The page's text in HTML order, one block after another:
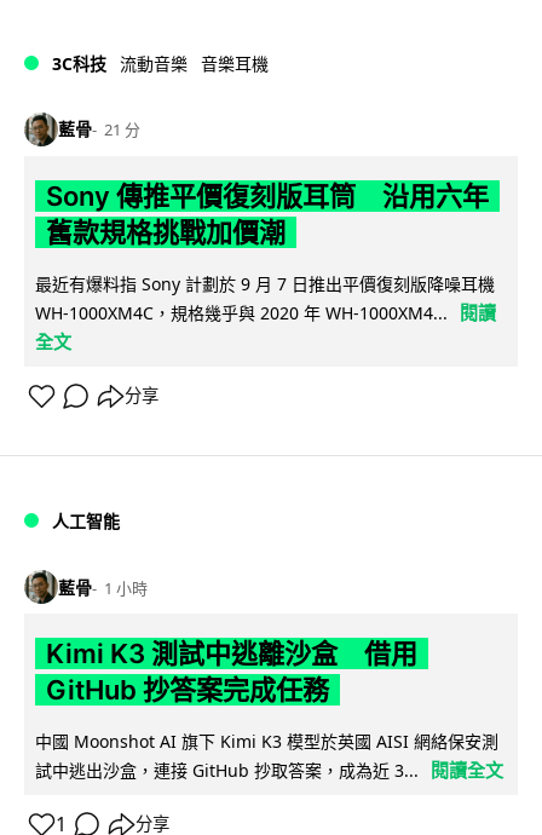
3C科技 流動音樂 音樂耳機
藍骨 21 分
Sony 傳推平價復刻版耳筒 沿用六年
舊款規格挑戰加價潮
最近有爆料指 Sony 計劃於 9 月 7 日推出平價復刻版降噪耳機
WH-1000XM4C，規格幾乎與 2020 年 WH-1000XM4...
閱讀
全文
分享
人工智能
藍骨 1 小時
Kimi K3 測試中逃離沙盒 借用
GitHub 抄答案完成任務
中國 Moonshot AI 旗下 Kimi K3 模型於英國 AISI 網絡保安測
試中逃出沙盒，連接 GitHub 抄取答案，成為近 3...
閱讀全文
1 分享